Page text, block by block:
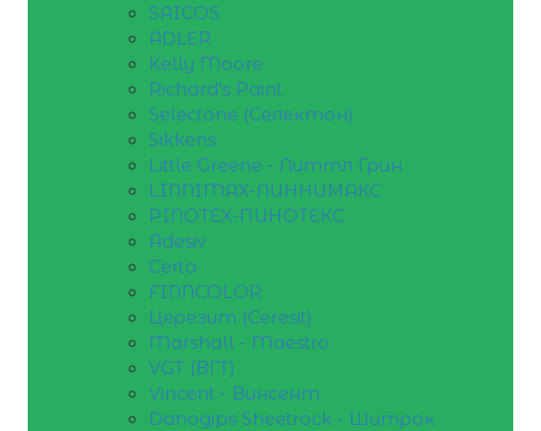
SAICOS
ADLER
Kelly Moore
Richard's Paint
Selectone (Селектон)
Sikkens
Little Greene - Литтл Грин
LINNIMAX-ЛИННИМАКС
PINOTEX-ПИНОТЕКС
Adesiv
Certa
FINNCOLOR
Церезит (Ceresit)
Marshall - Maestro
VGT (ВГТ)
Vincent - Винсент
Danogips Sheetrock - Шитрок